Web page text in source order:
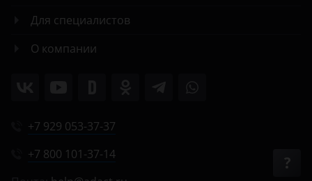
Для специалистов
О компании
+7 929 053-37-37
+7 800 101-37-14